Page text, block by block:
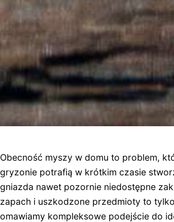
Obecność myszy w domu to problem,
gryzonie potrafią w krótkim czasie
gniazda nawet pozornie niedostępne
zapach i uszkodzone przedmioty to
omawiamy kompleksowe podejście do